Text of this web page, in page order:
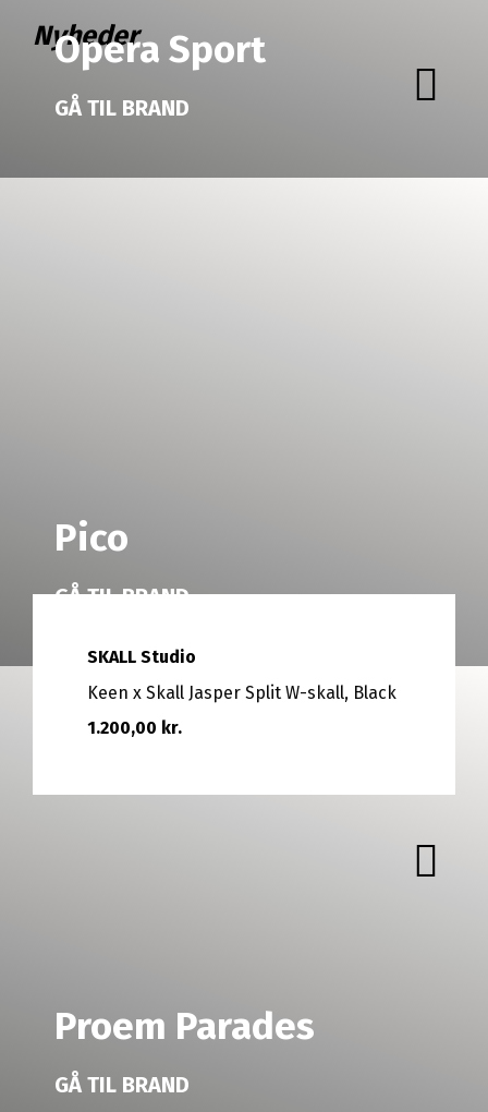
Opera Sport
GÅ TIL BRAND
Pico
GÅ TIL BRAND
Proem Parades
GÅ TIL BRAND
Nyheder
SKALL Studio
Keen x Skall Jasper Split W-skall, Black
1.200,00 kr.